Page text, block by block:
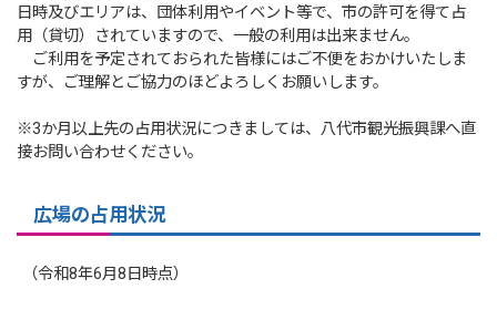
日時及びエリアは、団体利用やイベント等で、市の許可を得て占
用（貸切）されていますので、一般の利用は出来ません。
ご利用を予定されておられた皆様にはご不便をおかけいたしま
すが、ご理解とご協力のほどよろしくお願いします。
※3か月以上先の占用状況につきましては、八代市観光振興課へ直
接お問い合わせください。
広場の占用状況
（令和8年6月8日時点）